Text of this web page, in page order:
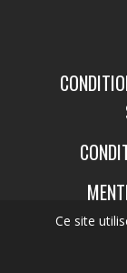
Ce site